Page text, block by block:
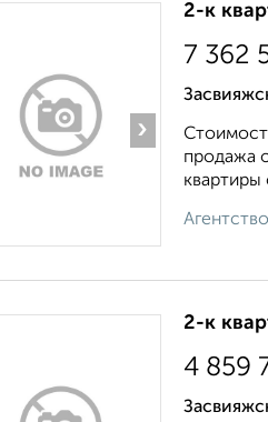
›
2-к
7 362
продажа
квартиры
2-к
4 859